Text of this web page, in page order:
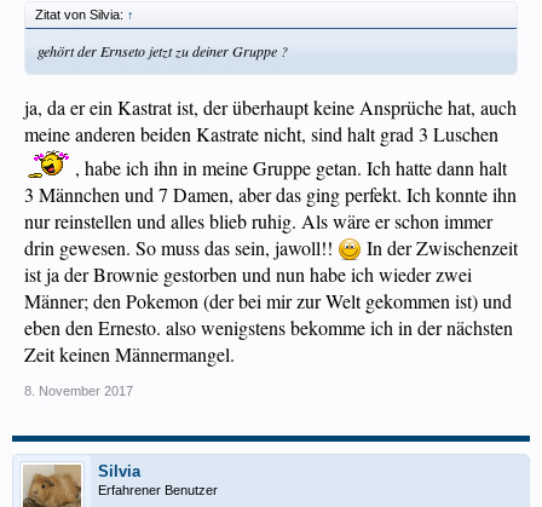
Zitat von Silvia: ↑
gehört der Ernseto jetzt zu deiner Gruppe ?
ja, da er ein Kastrat ist, der überhaupt keine Ansprüche hat, auch
meine anderen beiden Kastrate nicht, sind halt grad 3 Luschen
, habe ich ihn in meine Gruppe getan. Ich hatte dann halt
3 Männchen und 7 Damen, aber das ging perfekt. Ich konnte ihn
nur reinstellen und alles blieb ruhig. Als wäre er schon immer
drin gewesen. So muss das sein, jawoll!!
In der Zwischenzeit
ist ja der Brownie gestorben und nun habe ich wieder zwei
Männer; den Pokemon (der bei mir zur Welt gekommen ist) und
eben den Ernesto. also wenigstens bekomme ich in der nächsten
Zeit keinen Männermangel.
8. November 2017
Silvia
Erfahrener Benutzer